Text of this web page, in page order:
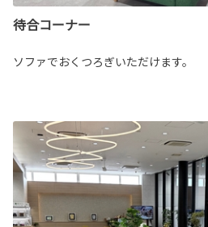
待合コーナー
ソファでおくつろぎいただけます。